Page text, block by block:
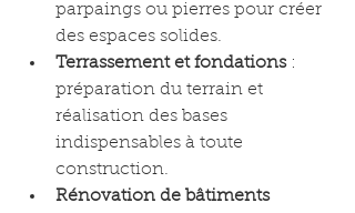
parpaings ou pierres pour créer
des espaces solides.
Terrassement et fondations :
préparation du terrain et
réalisation des bases
indispensables à toute
construction.
Rénovation de bâtiments